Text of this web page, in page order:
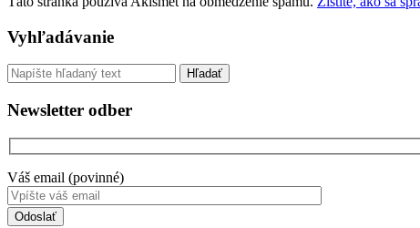
Sidebar
Vyhľadávanie
Vyhľadávanie
Newsletter odber
Váš email (povinné)
Toto